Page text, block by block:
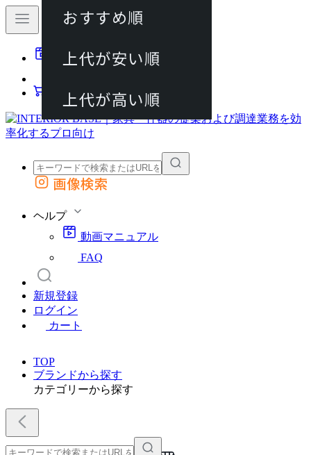
動画マニュアル
カート
外部サイトの商品をカートに追加
画像検索
ヘルプ
動画マニュアル
FAQ
新規登録
ログイン
カート
TOP
ブランドから探す
カテゴリーから探す
おすすめ順
上代が安い順
上代が高い順